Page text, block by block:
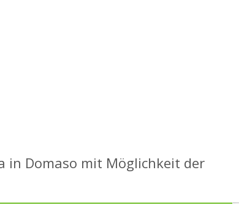
in Domaso mit Möglichkeit der